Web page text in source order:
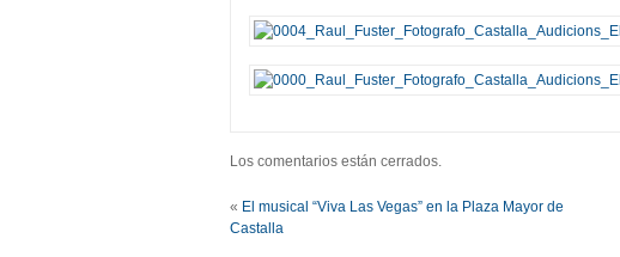
Los comentarios están cerrados.
« El musical “Viva Las Vegas” en la Plaza Mayor de
Castalla